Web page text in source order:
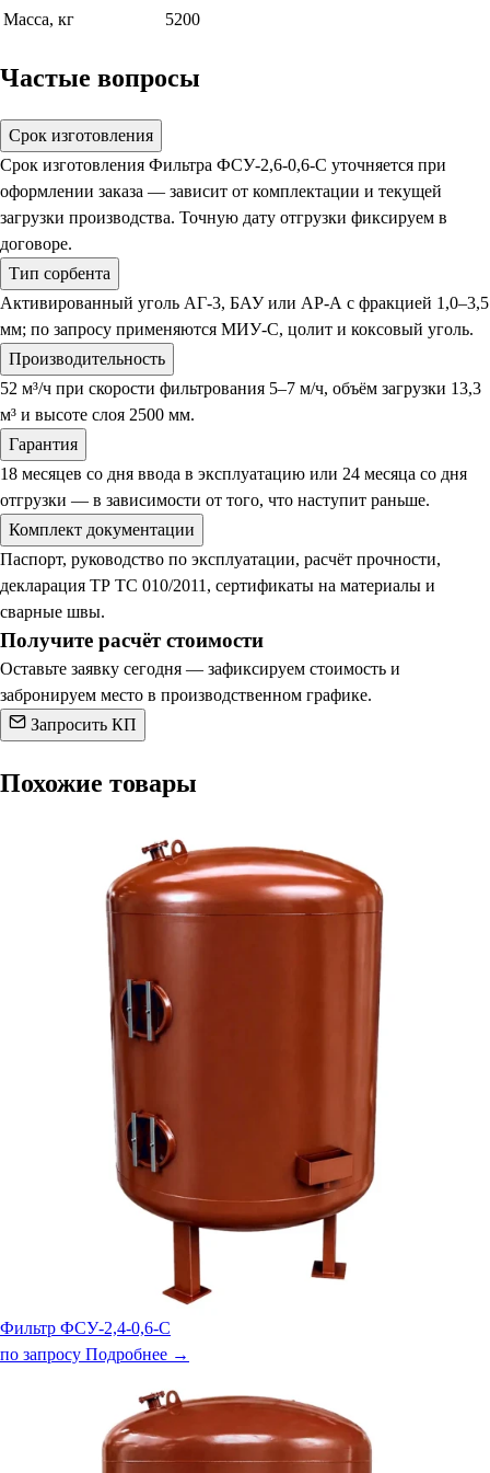
Масса, кг 5200
Частые вопросы
Срок изготовления
Срок изготовления Фильтра ФСУ-2,6-0,6-С уточняется при
оформлении заказа — зависит от комплектации и текущей
загрузки производства. Точную дату отгрузки фиксируем в
договоре.
Тип сорбента
Активированный уголь АГ-3, БАУ или АР-А с фракцией 1,0–3,5
мм; по запросу применяются МИУ-С, цолит и коксовый уголь.
Производительность
52 м³/ч при скорости фильтрования 5–7 м/ч, объём загрузки 13,3
м³ и высоте слоя 2500 мм.
Гарантия
18 месяцев со дня ввода в эксплуатацию или 24 месяца со дня
отгрузки — в зависимости от того, что наступит раньше.
Комплект документации
Паспорт, руководство по эксплуатации, расчёт прочности,
декларация ТР ТС 010/2011, сертификаты на материалы и
сварные швы.
Получите расчёт стоимости
Оставьте заявку сегодня — зафиксируем стоимость и
забронируем место в производственном графике.
Запросить КП
Похожие товары
Фильтр ФСУ-2,4-0,6-С
по запросу Подробнее →